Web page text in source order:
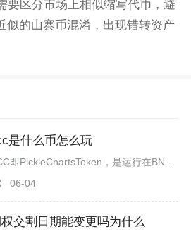
要区分市场上相似缩写代币，避
似的山寨币混淆，出现错转资产
是什么币怎么玩
PCC即PickleChartsToken，是运行在BNBChain（原币安智能链）上的DeFi实用型代币，总量2000万枚，核心定位为链上数据分析与交易安全平台的生态通证，可用于平台权益访问、质押挖矿、交易手续费支付及社区治理参与。PCC依托PickleCharts平台构建，该平台主打链上资产实时分析、蜜罐检测与钱包互动地图，安全评分达9.6/10，能帮助DeFi用户规避合约风险、精准追踪资产流动。其通缩经济模型设计明确，仅对LP卖出征收3%税费，其中部分用于自动销毁以缩减
06-04
交割日期能变更吗为什么